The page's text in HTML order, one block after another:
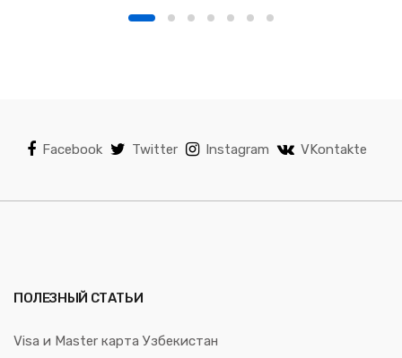
Facebook Twitter Instagram VKontakte
ПОЛЕЗНЫЙ СТАТЬИ
Visa и Master карта Узбекистан